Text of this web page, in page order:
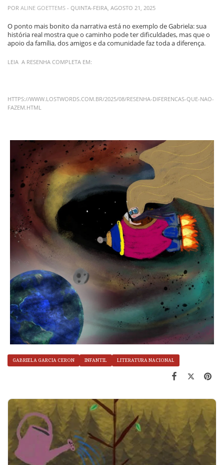
POR ALINE GOETTEMS - QUINTA-FEIRA, AGOSTO 21, 2025
O ponto mais bonito da narrativa está no exemplo de Gabriela: sua
história real mostra que o caminho pode ter dificuldades, mas que o
apoio da família, dos amigos e da comunidade faz toda a diferença.
LEIA A RESENHA COMPLETA EM:
HTTPS://WWW.LOSTWORDS.COM.BR/2025/08/RESENHA-DIFERENCAS-QUE-NAO-
FAZEM.HTML
GABRIELA GARCIA CERON INFANTIL LITERATURA NACIONAL